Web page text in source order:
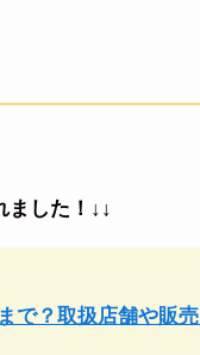
した！ ↓↓
で？取扱店舗や販